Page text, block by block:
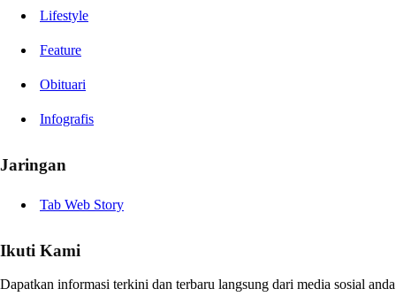
Lifestyle
Feature
Obituari
Infografis
Jaringan
Tab Web Story
Ikuti Kami
Dapatkan informasi terkini dan terbaru langsung dari media sosial anda